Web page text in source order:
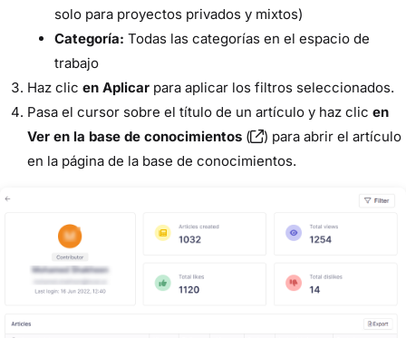
solo para proyectos privados y mixtos)
Categoría: Todas las categorías en el espacio de
trabajo
Haz clic en Aplicar para aplicar los filtros seleccionados.
Pasa el cursor sobre el título de un artículo y haz clic en
Ver en la base de conocimientos (
) para abrir el artículo
en la página de la base de conocimientos.